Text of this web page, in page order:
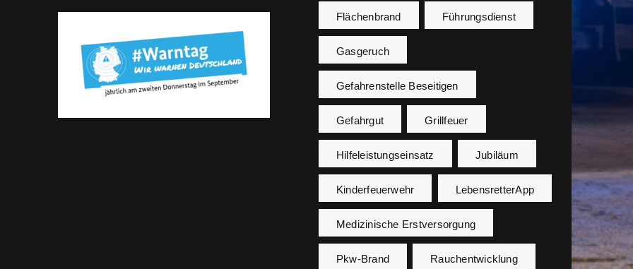
Flächenbrand Führungsdienst
Gasgeruch
Gefahrenstelle Beseitigen
Gefahrgut Grillfeuer
Hilfeleistungseinsatz Jubiläum
Kinderfeuerwehr LebensretterApp
Medizinische Erstversorgung
Pkw-Brand Rauchentwicklung